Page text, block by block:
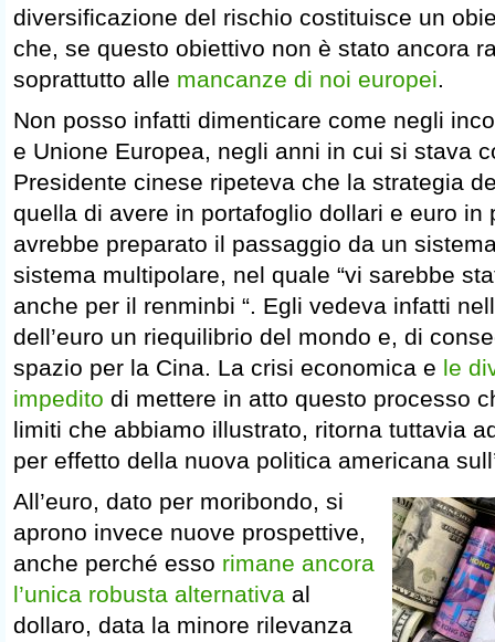
diversificazione del rischio costituisce un
che, se questo obiettivo non è stato ancora
soprattutto alle mancanze di noi europei.
Non posso infatti dimenticare come negli
e Unione Europea, negli anni in cui si stava
Presidente cinese ripeteva che la strategia
quella di avere in portafoglio dollari e euro in
avrebbe preparato il passaggio da un
sistema multipolare, nel quale “vi sarebbe
anche per il renminbi “. Egli vedeva infatti
dell’euro un riequilibrio del mondo e, di
spazio per la Cina. La crisi economica e le
impedito di mettere in atto questo processo
limiti che abbiamo illustrato, ritorna tuttavia
per effetto della nuova politica americana
All’euro, dato per moribondo, si
aprono invece nuove prospettive,
anche perché esso rimane ancora
l’unica robusta alternativa al
dollaro, data la minore rilevanza